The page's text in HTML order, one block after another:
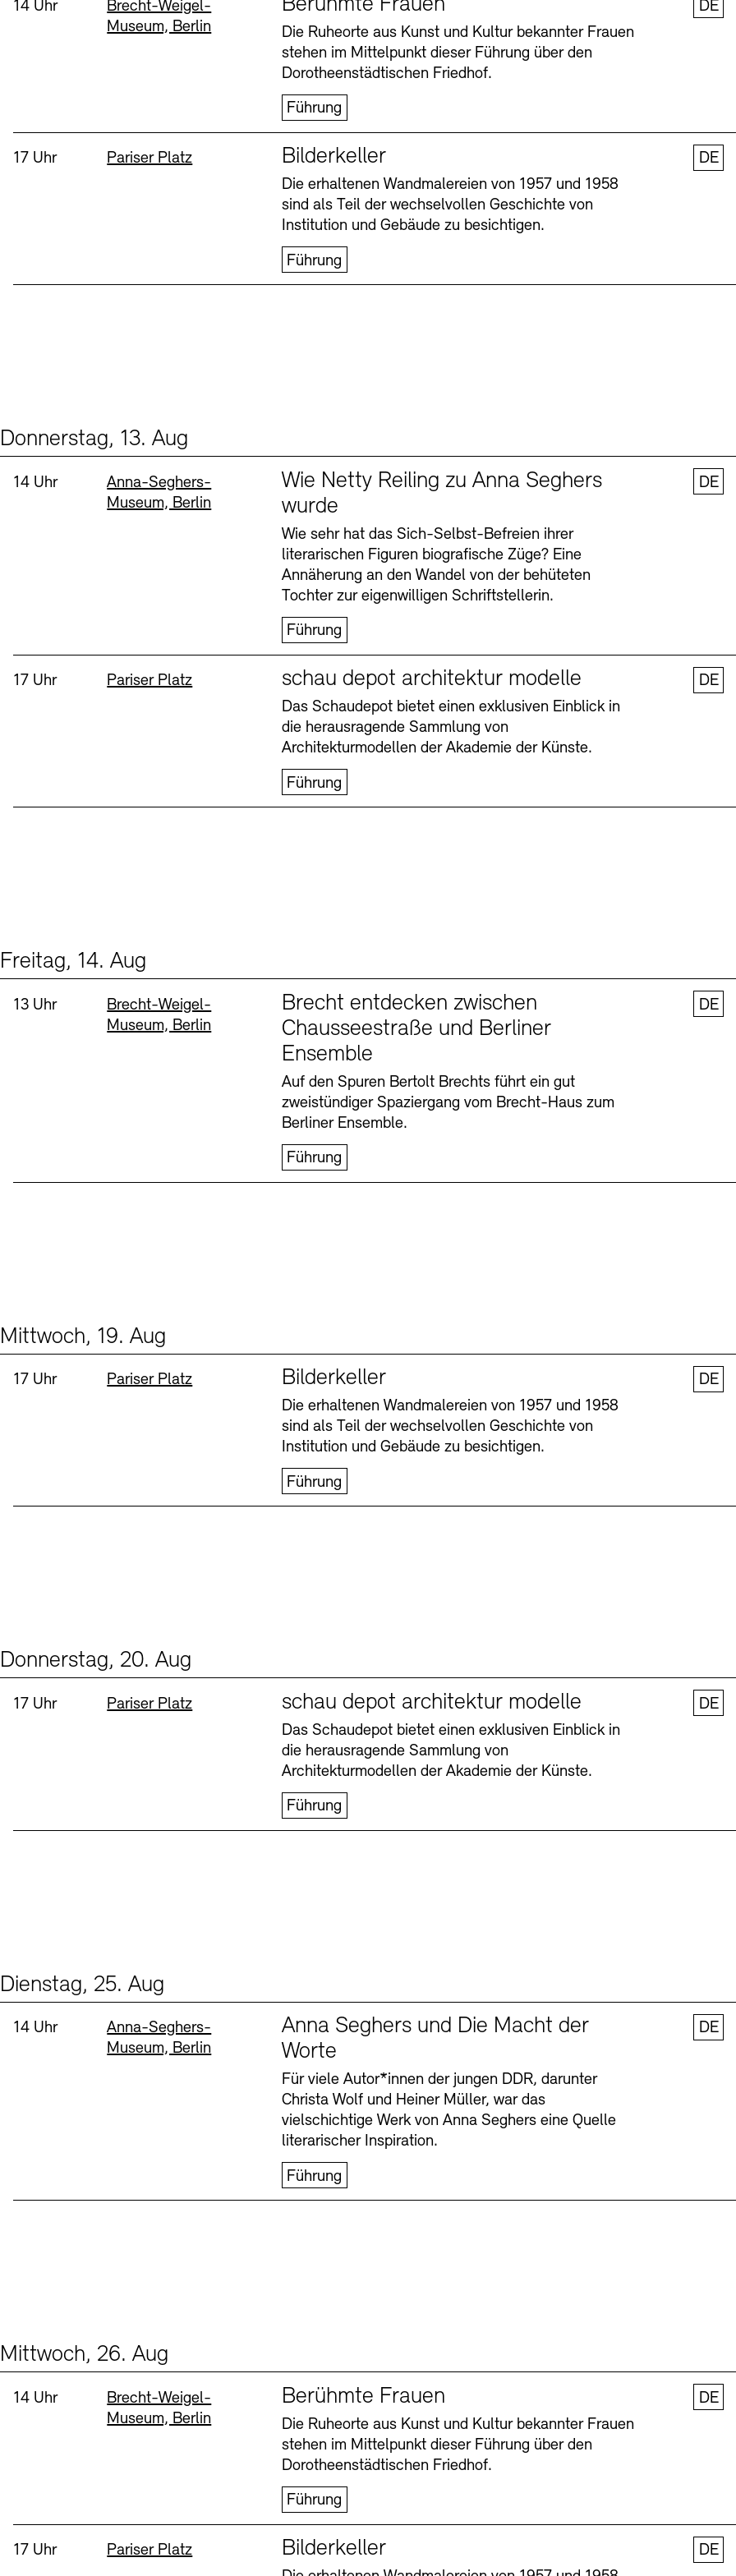
Buchläden
Öffnungszeiten Barrierefreiheit Newsletter
Vermittlungsprogramm
Öffnungszeiten Barrierefreiheit Newsletter
Uhrzeit:
14 Uhr Standort
Brecht-Weigel-
Museum, Berlin
Die Ruheorte aus Kunst und Kultur bekannter Frauen
stehen im Mittelpunkt dieser Führung über den
Dorotheenstädtischen Friedhof.
Führung
DE
Uhrzeit:
17 Uhr Standort
Pariser Platz Bilderkeller
Die erhaltenen Wandmalereien von 1957 und 1958
sind als Teil der wechselvollen Geschichte von
Institution und Gebäude zu besichtigen.
Führung
DE
Donnerstag, 13. Aug
Uhrzeit:
14 Uhr Standort
Anna-Seghers-
Museum, Berlin
Wie Netty Reiling zu Anna Seghers
wurde
Wie sehr hat das Sich-Selbst-Befreien ihrer
literarischen Figuren biografische Züge? Eine
Annäherung an den Wandel von der behüteten
Tochter zur eigenwilligen Schriftstellerin.
Führung
DE
Uhrzeit:
17 Uhr Standort
Pariser Platz schau depot architektur modelle
Das Schaudepot bietet einen exklusiven Einblick in
die herausragende Sammlung von
Architekturmodellen der Akademie der Künste.
Führung
DE
Freitag, 14. Aug
Uhrzeit:
13 Uhr Standort
Brecht-Weigel-
Museum, Berlin
Brecht entdecken zwischen
Chausseestraße und Berliner
Ensemble
Auf den Spuren Bertolt Brechts führt ein gut
zweistündiger Spaziergang vom Brecht-Haus zum
Berliner Ensemble.
Führung
DE
Mittwoch, 19. Aug
Uhrzeit:
17 Uhr Standort
Pariser Platz Bilderkeller
Die erhaltenen Wandmalereien von 1957 und 1958
sind als Teil der wechselvollen Geschichte von
Institution und Gebäude zu besichtigen.
Führung
DE
Donnerstag, 20. Aug
Uhrzeit:
17 Uhr Standort
Pariser Platz schau depot architektur modelle
Das Schaudepot bietet einen exklusiven Einblick in
die herausragende Sammlung von
Architekturmodellen der Akademie der Künste.
Führung
DE
Dienstag, 25. Aug
Uhrzeit:
14 Uhr Standort
Anna-Seghers-
Museum, Berlin
Anna Seghers und Die Macht der
Worte
Für viele Autor*innen der jungen DDR, darunter
Christa Wolf und Heiner Müller, war das
vielschichtige Werk von Anna Seghers eine Quelle
literarischer Inspiration.
Führung
DE
Mittwoch, 26. Aug
Uhrzeit:
14 Uhr Standort
Brecht-Weigel-
Museum, Berlin
Berühmte Frauen
Die Ruheorte aus Kunst und Kultur bekannter Frauen
stehen im Mittelpunkt dieser Führung über den
Dorotheenstädtischen Friedhof.
Führung
DE
Uhrzeit:
17 Uhr Standort
Pariser Platz Bilderkeller
DE